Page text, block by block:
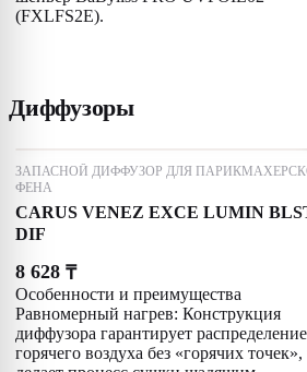
(FXLFS2E).
Диффузоры
ЗАПАСНОЙ ДИФФУЗОР ДЛЯ
ФЕНА
CARUS VENEZ EXCE LUMIN
DIF
8 628 ₸
Особенности и преимущества
Равномерный нагрев: Конструкция
диффузора гарантирует распределение
горячего воздуха без «горячих точек»,